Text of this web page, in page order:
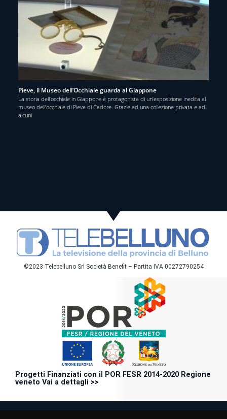
Pieve, il Museo dell’Occhiale guarda al Giappone
La storia dell’occhiale in Giappone è protagonista di un’esposizione inedita al
museo dell’occhiale di Pieve di Cadore. Grazie ad una collezione privata e ad
alcuni
©2023 Telebelluno Srl Società Benefit – Partita IVA 00272790254
Progetti Finanziati con il POR FESR 2014-2020 Regione
veneto Vai a dettagli >>